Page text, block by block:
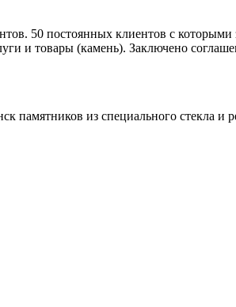
50 постоянных клиентов с
и товары (камень). Заключено
памятников из специального стекла